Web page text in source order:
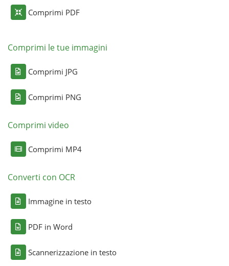
Comprimi PDF
Comprimi le tue immagini
Comprimi JPG
Comprimi PNG
Comprimi video
Comprimi MP4
Converti con OCR
Immagine in testo
PDF in Word
Scannerizzazione in testo